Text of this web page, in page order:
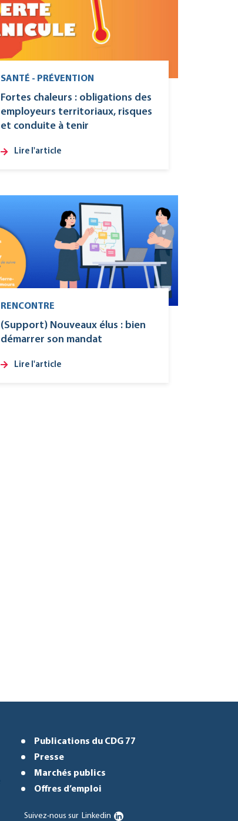
SANTÉ - PRÉVENTION
Fortes chaleurs : obligations des
employeurs territoriaux, risques
et conduite à tenir
Lire l'article
RENCONTRE
(Support) Nouveaux élus : bien
démarrer son mandat
Lire l'article
Publications du CDG 77
Presse
Marchés publics
Offres d’emploi
Suivez-nous sur Linkedin